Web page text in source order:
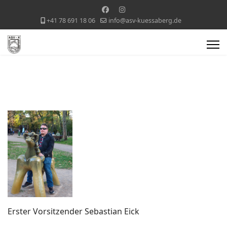
+41 78 691 18 06 info@asv-kuessaberg.de
Erster Vorsitzender Sebastian Eick